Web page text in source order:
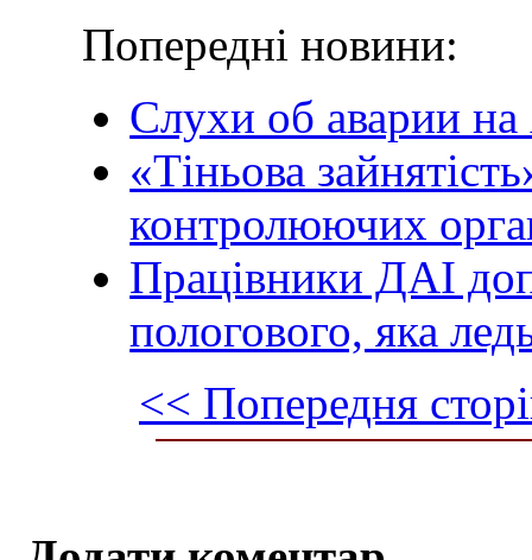
Попередні новини:
Слухи об аварии
«Тіньова
контролюючих
Працівники ДАІ
пологового, яка
<< Попередня